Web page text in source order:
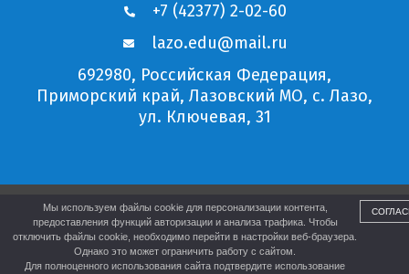
+7 (42377) 2-02-60
lazo.edu@mail.ru
692980, Российская Федерация,
Приморский край, Лазовский МО, с. Лазо,
ул. Ключевая, 31
Мы используем файлы cookie для персонализации контента,
предоставления функций авторизации и анализа трафика. Чтобы
отключить файлы cookie, необходимо перейти в настройки веб-браузера.
Однако это может ограничить работу с сайтом.
Для полноценного использования сайта подтвердите использование